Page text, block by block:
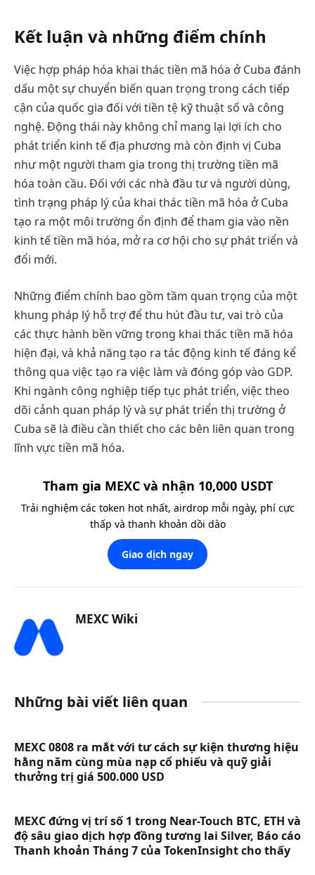
Kết luận và những điểm chính
Việc hợp pháp hóa khai thác tiền mã hóa ở Cuba đánh
dấu một sự chuyển biến quan trọng trong cách tiếp
cận của quốc gia đối với tiền tệ kỹ thuật số và công
nghệ. Động thái này không chỉ mang lại lợi ích cho
phát triển kinh tế địa phương mà còn định vị Cuba
như một người tham gia trong thị trường tiền mã
hóa toàn cầu. Đối với các nhà đầu tư và người dùng,
tình trạng pháp lý của khai thác tiền mã hóa ở Cuba
tạo ra một môi trường ổn định để tham gia vào nền
kinh tế tiền mã hóa, mở ra cơ hội cho sự phát triển và
đổi mới.
Những điểm chính bao gồm tầm quan trọng của một
khung pháp lý hỗ trợ để thu hút đầu tư, vai trò của
các thực hành bền vững trong khai thác tiền mã hóa
hiện đại, và khả năng tạo ra tác động kinh tế đáng kể
thông qua việc tạo ra việc làm và đóng góp vào GDP.
Khi ngành công nghiệp tiếp tục phát triển, việc theo
dõi cảnh quan pháp lý và sự phát triển thị trường ở
Cuba sẽ là điều cần thiết cho các bên liên quan trong
lĩnh vực tiền mã hóa.
Tham gia MEXC và nhận 10,000 USDT
Trải nghiệm các token hot nhất, airdrop mỗi ngày, phí cực
thấp và thanh khoản dồi dào
Giao dịch ngay
MEXC Wiki
Những bài viết liên quan
MEXC 0808 ra mắt với tư cách sự kiện thương hiệu
hằng năm cùng mùa nạp cổ phiếu và quỹ giải
thưởng trị giá 500.000 USD
MEXC đứng vị trí số 1 trong Near-Touch BTC, ETH và
độ sâu giao dịch hợp đồng tương lai Silver, Báo cáo
Thanh khoản Tháng 7 của TokenInsight cho thấy